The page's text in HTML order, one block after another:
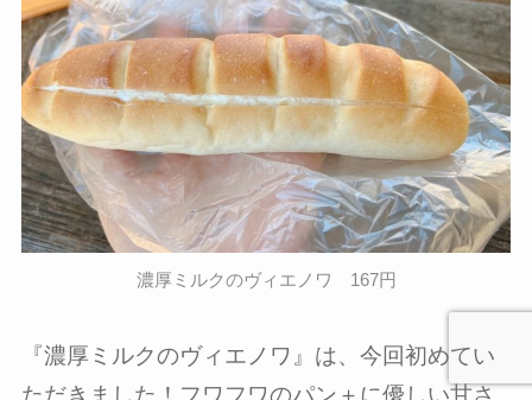
濃厚ミルクのヴィエノワ 167円
『濃厚ミルクのヴィエノワ』は、今回初めてい
ただきました！フワフワのパン＋に優しい甘さ